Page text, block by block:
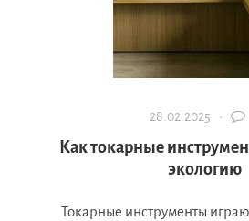
28.02.2025 ·
Как токарные
экологию
Токарные инструменты